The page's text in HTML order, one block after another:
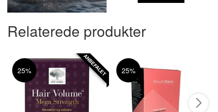
Relaterede produkter
25% ANBEFALET 25%